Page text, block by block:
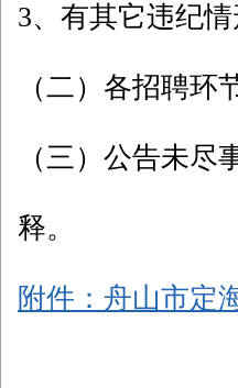
3、有其它违纪情
（二）各招聘
（三）公告未
释。
附件：舟山市定